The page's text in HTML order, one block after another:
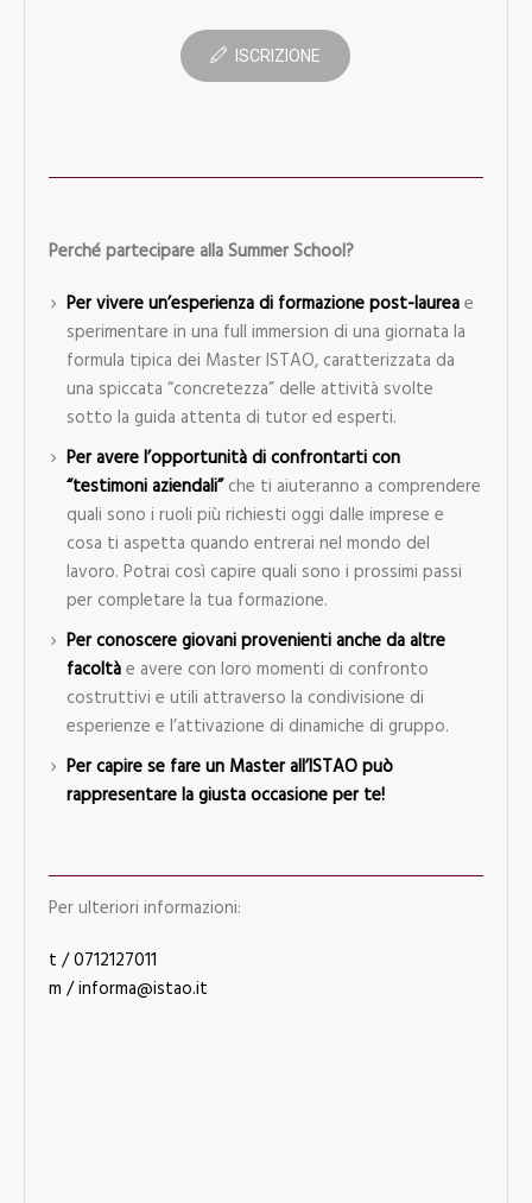
ISCRIZIONE
Perché partecipare alla Summer School?
Per vivere un’esperienza di formazione post-laureae
sperimentare in una full immersion di una giornata la
formula tipica dei Master ISTAO, caratterizzata da
una spiccata “concretezza” delle attività svolte
sotto la guida attenta di tutor ed esperti.
Per avere l’opportunità di confrontarti con
“testimoni aziendali”che ti aiuteranno a comprendere
quali sono i ruoli più richiesti oggi dalle imprese e
cosa ti aspetta quando entrerai nel mondo del
lavoro. Potrai così capire quali sono i prossimi passi
per completare la tua formazione.
Per conoscere giovani provenienti anche da altre
facoltàe avere con loro momenti di confronto
costruttivi e utili attraverso la condivisione di
esperienze e l’attivazione di dinamiche di gruppo.
Per capire se fare un Master all’ISTAO può
rappresentare la giusta occasione per te!
Per ulteriori informazioni:
t / 0712127011
m / informa@istao.it